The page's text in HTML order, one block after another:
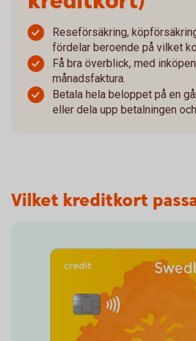
Reseförsäkring,
fördelar beroende på vilket
Få bra överblick, med
månadsfaktura.
Betala hela beloppet på en
eller dela upp betalningen
Vilket kreditkort